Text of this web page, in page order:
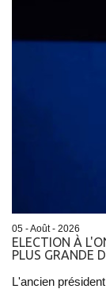
05 - Août - 2026
ELECTION À
PLUS GRANDE
L'ancien